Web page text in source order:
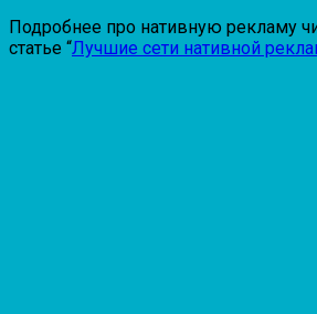
Подробнее про нативную рекламу
статье “Лучшие сети нативной